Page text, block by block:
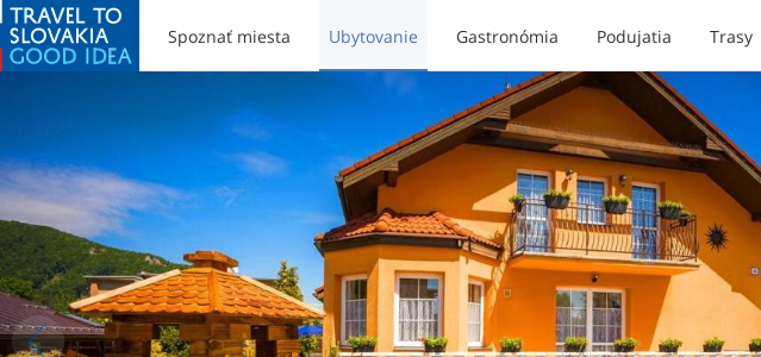
Spoznať miesta Ubytovanie Gastronómia Podujatia Trasy